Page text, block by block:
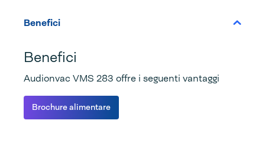
Benefici
Benefici
Audionvac VMS 283 offre i seguenti vantaggi
Brochure alimentare